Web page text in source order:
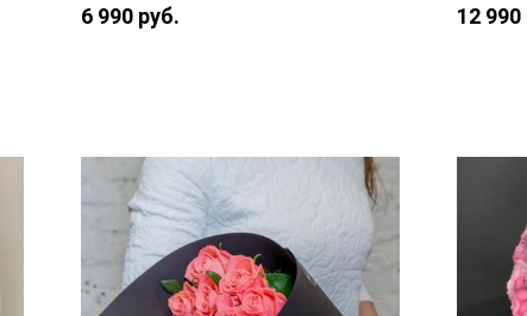
Роза «Россия Ред Наоми» — 7
см, флористическая губка.
6 990 руб. 12 990